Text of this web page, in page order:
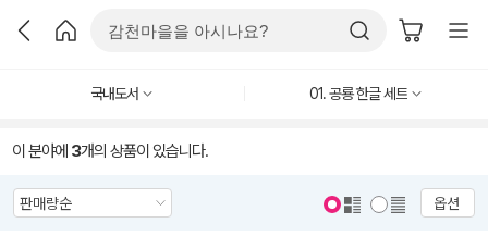
국내도서 01. 공룡 한글 세트
이 분야에 3개의 상품이 있습니다.
옵션